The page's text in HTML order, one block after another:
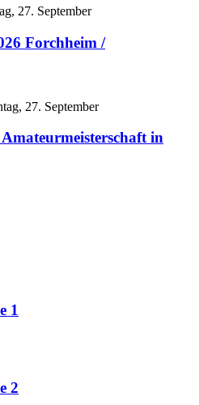
27. September
Forchheim /
27. September
in
1
2